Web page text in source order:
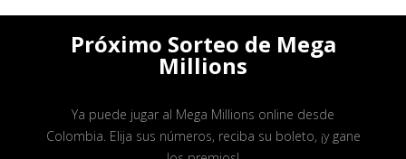
Próximo Sorteo de Mega
Millions
Ya puede jugar al Mega Millions online desde
Colombia. Elija sus números, reciba su boleto, ¡y gane